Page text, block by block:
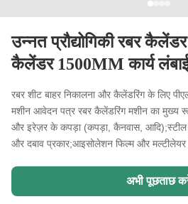
उन्नत प्रौद्योगिकी रबर
कैलेंडर 1500MM कार्य
रबर शीट बाहर निकालना और कैलेंडरिंग के लिए
मशीन आवेदन पत्र रबर कैलेंडरिंग मशीन का मुख्य
और इरेज़र के कपड़ा (कपड़ा, कैनवास, आदि);स्टील
और दबाव प्रकार;आइसोलेशन फिल्म और मल्टीलेयर
अभी पूछताछ